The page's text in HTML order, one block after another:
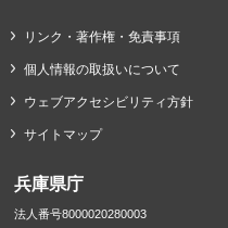
リンク・著作権・免責事項
個人情報の取扱いについて
ウェブアクセシビリティ方針
サイトマップ
兵庫県庁
法人番号8000020280003